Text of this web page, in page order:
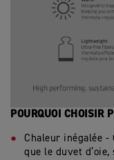
POURQUOI CHOISIR
Chaleur inégalée -
que le duvet